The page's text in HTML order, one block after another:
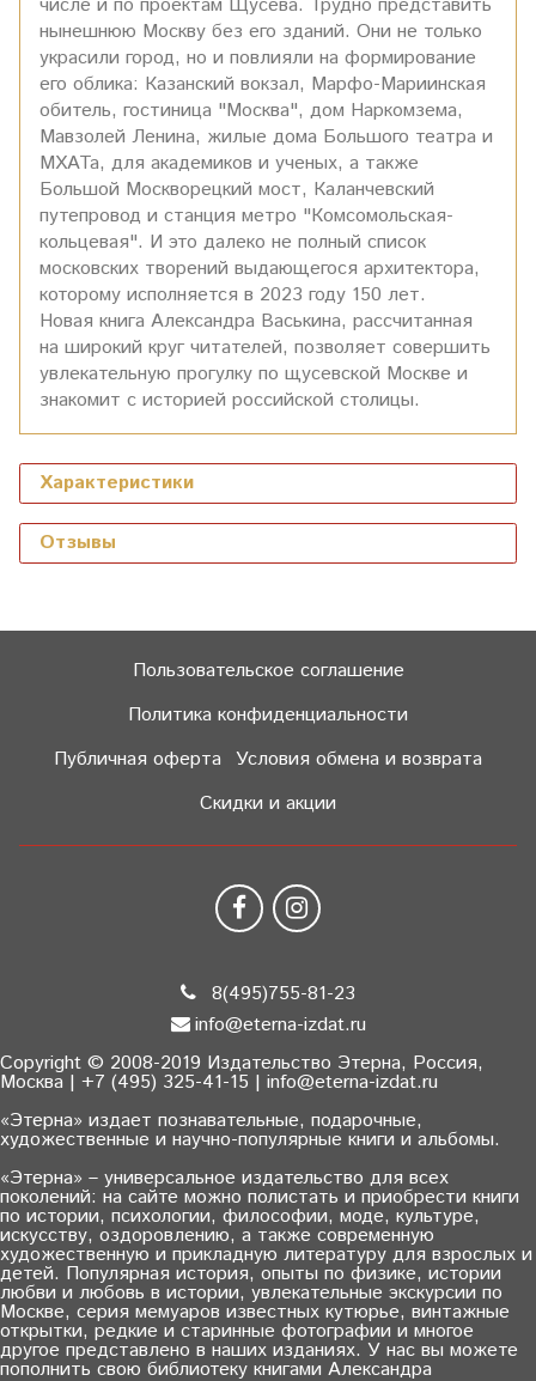
нынешнюю Москву без его зданий. Они не только
украсили город, но и повлияли на формирование
его облика: Казанский вокзал, Марфо-Мариинская
обитель, гостиница "Москва", дом Наркомзема,
Мавзолей Ленина, жилые дома Большого театра и
МХАТа, для академиков и ученых, а также
Большой Москворецкий мост, Каланчевский
путепровод и станция метро "Комсомольская-
кольцевая". И это далеко не полный список
московских творений выдающегося архитектора,
которому исполняется в 2023 году 150 лет.
Новая книга Александра Васькина, рассчитанная
на широкий круг читателей, позволяет совершить
увлекательную прогулку по щусевской Москве и
знакомит с историей российской столицы.
Характеристики
Отзывы
Пользовательское соглашение
Политика конфиденциальности
Публичная оферта Условия обмена и возврата
Скидки и акции
8(495)755-81-23
info@eterna-izdat.ru
Copyright © 2008-2019 Издательство Этерна, Россия,
Москва | +7 (495) 325-41-15 | info@eterna-izdat.ru
«Этерна» издает познавательные, подарочные,
художественные и научно-популярные книги и альбомы.
«Этерна» – универсальное издательство для всех
поколений: на сайте можно полистать и приобрести книги
по истории, психологии, философии, моде, культуре,
искусству, оздоровлению, а также современную
художественную и прикладную литературу для взрослых и
детей. Популярная история, опыты по физике, истории
любви и любовь в истории, увлекательные экскурсии по
Москве, серия мемуаров известных кутюрье, винтажные
открытки, редкие и старинные фотографии и многое
другое представлено в наших изданиях. У нас вы можете
пополнить свою библиотеку книгами Александра